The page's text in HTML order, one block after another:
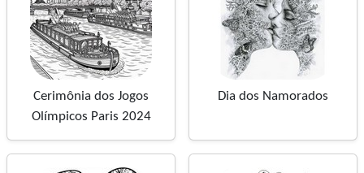
Cerimônia dos Jogos
Olímpicos Paris 2024
Dia dos Namorados